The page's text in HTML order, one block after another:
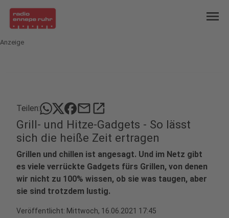
menu
Anzeige
Teilen: mailopen_in_new
Grill- und Hitze-Gadgets - So lässt
sich die heiße Zeit ertragen
Grillen und chillen ist angesagt. Und im Netz gibt
es viele verrückte Gadgets fürs Grillen, von denen
wir nicht zu 100% wissen, ob sie was taugen, aber
sie sind trotzdem lustig.
Veröffentlicht: Mittwoch, 16.06.2021 17:45